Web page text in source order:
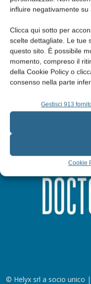
influire negativamente
Clicca qui sotto per
scelte dettagliate. Le tue
questo sito. È possibile
momento, compreso il
della Cookie Policy o
consenso nella parte
Gestisci 913
Cookie
Edicola web
Abbonati
Iscriviti alla newsletter
© Helyx srl a socio unico